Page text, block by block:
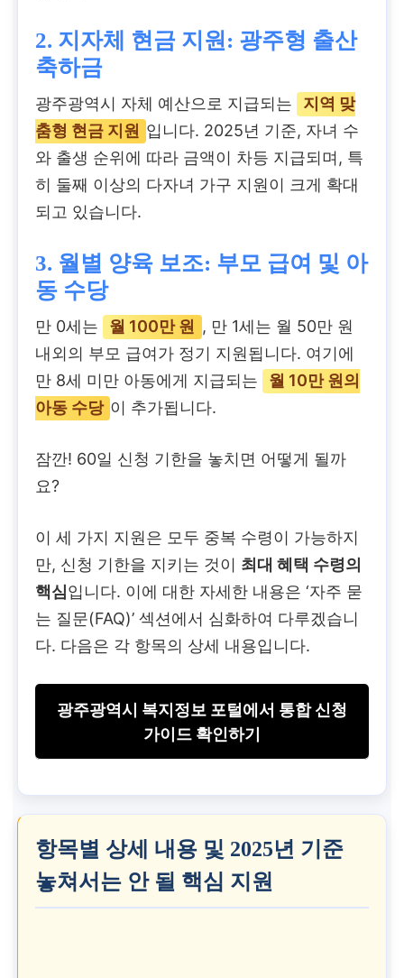
2. 지자체 현금 지원: 광주형 출산
축하금
광주광역시 자체 예산으로 지급되는
지역 맞
춤형 현금 지원 입니다. 2025년 기준, 자녀 수
와 출생 순위에 따라 금액이 차등 지급되며, 특
히 둘째 이상의 다자녀 가구 지원이 크게 확대
되고 있습니다.
3. 월별 양육 보조: 부모 급여 및 아
동 수당
만 0세는 월 100만 원
, 만 1세는 월 50만 원
내외의 부모 급여가 정기 지원됩니다. 여기에
만 8세 미만 아동에게 지급되는
월 10만 원의
아동 수당 이 추가됩니다.
잠깐! 60일 신청 기한을 놓치면 어떻게 될까
요?
이 세 가지 지원은 모두 중복 수령이 가능하지
만, 신청 기한을 지키는 것이 최대 혜택 수령의
핵심 입니다. 이에 대한 자세한 내용은 ‘자주 묻
는 질문(FAQ)’ 섹션에서 심화하여 다루겠습니
다. 다음은 각 항목의 상세 내용입니다.
광주광역시 복지정보 포털에서 통합 신청
가이드 확인하기
항목별 상세 내용 및 2025년 기준
놓쳐서는 안 될 핵심 지원